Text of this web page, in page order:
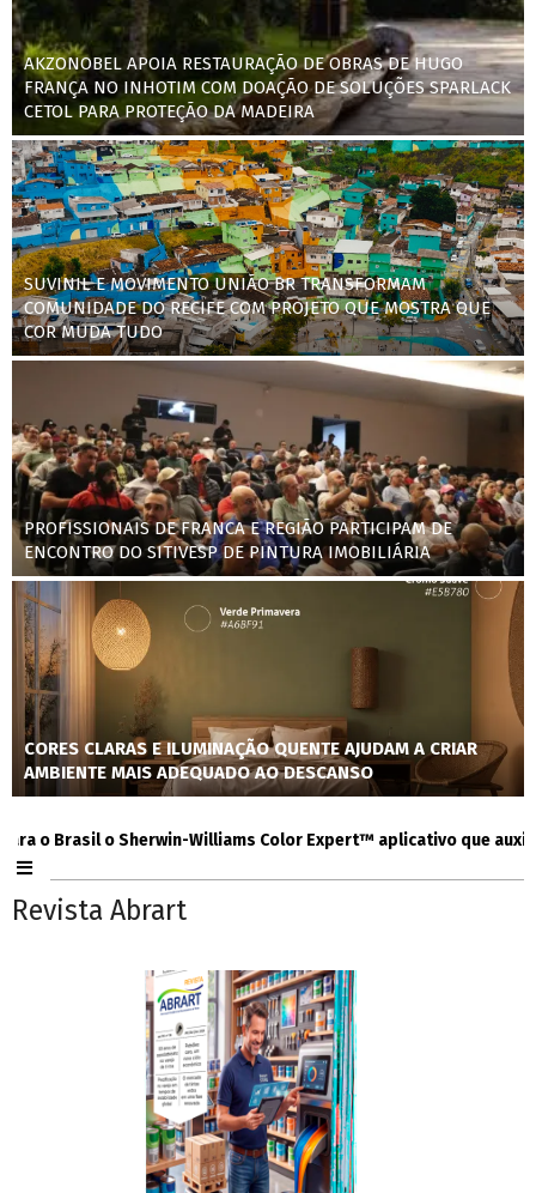
AKZONOBEL APOIA RESTAURAÇÃO DE OBRAS DE HUGO
FRANÇA NO INHOTIM COM DOAÇÃO DE SOLUÇÕES SPARLACK
CETOL PARA PROTEÇÃO DA MADEIRA
SUVINIL E MOVIMENTO UNIÃO BR TRANSFORMAM
COMUNIDADE DO RECIFE COM PROJETO QUE MOSTRA QUE
COR MUDA TUDO
PROFISSIONAIS DE FRANCA E REGIÃO PARTICIPAM DE
ENCONTRO DO SITIVESP DE PINTURA IMOBILIÁRIA
CORES CLARAS E ILUMINAÇÃO QUENTE AJUDAM A CRIAR
AMBIENTE MAIS ADEQUADO AO DESCANSO
o Sherwin-Williams Color Expert™ aplicativo que auxilia
Revista Abrart